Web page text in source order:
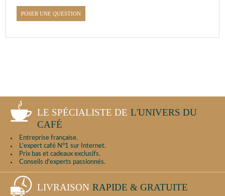
POSER UNE QUESTION
LE SPÉCIALISTE DE L'UNIVERS DU
CAFÉ
Entreprise française.
L'expert café N°1 sur Internet.
Prix bas et cadeaux exclusifs.
Conseils d'experts passionnés.
LIVRAISON RAPIDE & GRATUITE